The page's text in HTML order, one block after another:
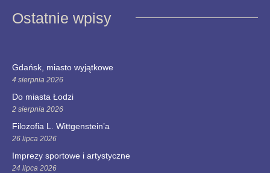
Ostatnie wpisy
Gdańsk, miasto wyjątkowe
4 sierpnia 2026
Do miasta Łodzi
2 sierpnia 2026
Filozofia L. Wittgenstein’a
26 lipca 2026
Imprezy sportowe i artystyczne
24 lipca 2026